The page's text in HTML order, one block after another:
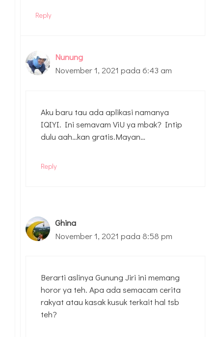
Reply
Nunung
November 1, 2021 pada 6:43 am
Aku baru tau ada aplikasi namanya
IQIYI. Ini semavam ViU ya mbak? Intip
dulu aah…kan gratis.Mayan…
Reply
Ghina
November 1, 2021 pada 8:58 pm
Berarti aslinya Gunung Jiri ini memang
horor ya teh. Apa ada semacam cerita
rakyat atau kasak kusuk terkait hal tsb
teh?